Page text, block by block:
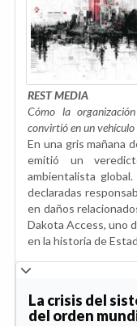
REST MEDIA
Cómo la
convirtió en un vehículo
En una gris mañana
emitió un
ambientalista
declaradas
en daños
Dakota Access, uno
en la historia de
La crisis del
del orden